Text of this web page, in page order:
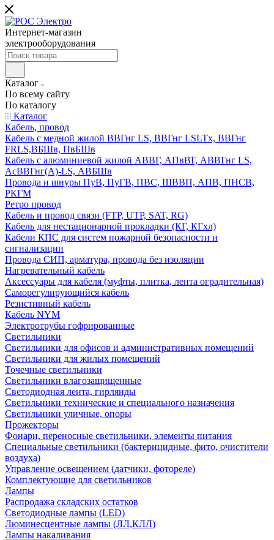
Интернет-магазин
электрооборудования
Каталог
По всему сайту
По каталогу
Каталог
Кабель, провод
Кабель с медной жилой ВВГнг LS, ВВГнг LSLTx, ВВГнг
FRLS,ВБШв, ПвБШв
Кабель с алюминиевой жилой АВВГ, АПвВГ, АВВГнг LS,
АсВВГнг(А)-LS, АВБШв
Провода и шнуры ПуВ, ПуГВ, ПВС, ШВВП, АПВ, ПНСВ,
РКГМ
Ретро провод
Кабель и провод связи (FTP, UTP, SAT, RG)
Кабель для нестационарной прокладки (КГ, КГхл)
Кабели КПС для систем пожарной безопасности и
сигнализации
Провода СИП, арматура, провода без изоляции
Нагревательный кабель
Аксессуары для кабеля (муфты, плитка, лента оградительная)
Саморегулирующийся кабель
Резистивный кабель
Кабель NYM
Электротрубы гофрированные
Светильники
Светильники для офисов и административных помещений
Светильники для жилых помещений
Точечные светильники
Светильники влагозащищенные
Светодиодная лента, гирлянды
Светильники технические и специального назначения
Светильники уличные, опоры
Прожекторы
Фонари, переносные светильники, элементы питания
Специальные светильники (бактерицидные, фито, очистители
воздуха)
Управление освещением (датчики, фотореле)
Комплектующие для светильников
Лампы
Распродажа складских остатков
Светодиодные лампы (LED)
Люминесцентные лампы (ЛЛ,КЛЛ)
Лампы накаливания